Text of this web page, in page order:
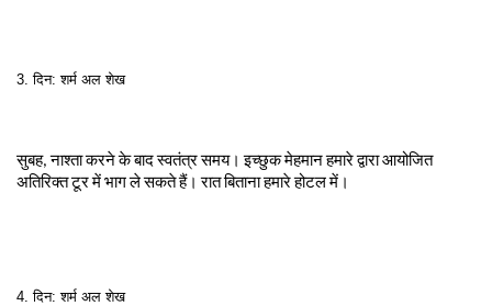
3. दिन: शर्म अल शेख
सुबह, नाश्ता करने के बाद स्वतंत्र समय। इच्छुक मेहमान हमारे द्वारा आयोजित
अतिरिक्त टूर में भाग ले सकते हैं। रात बिताना हमारे होटल में।
4. दिन: शर्म अल शेख